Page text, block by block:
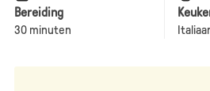
Bereiding
30 minuten